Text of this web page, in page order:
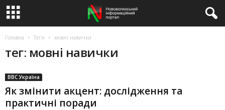
Головна Теги мовні навички
тег: мовні навички
BBC Україна
Як змінити акцент: дослідження та
практичні поради